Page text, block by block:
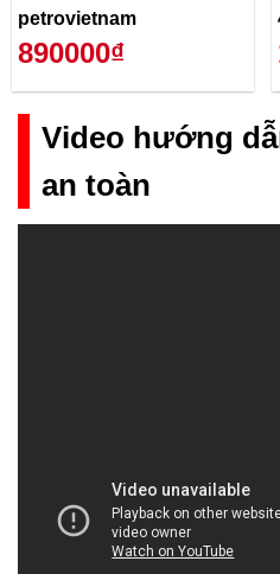
petrovietnam
890000₫
Video hướng
an toàn